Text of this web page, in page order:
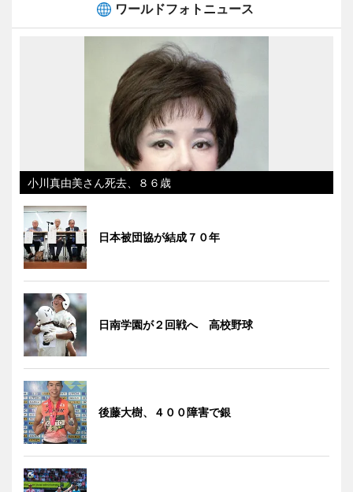
ワールドフォトニュース
小川真由美さん死去、８６歳
日本被団協が結成７０年
日南学園が２回戦へ 高校野球
後藤大樹、４００障害で銀